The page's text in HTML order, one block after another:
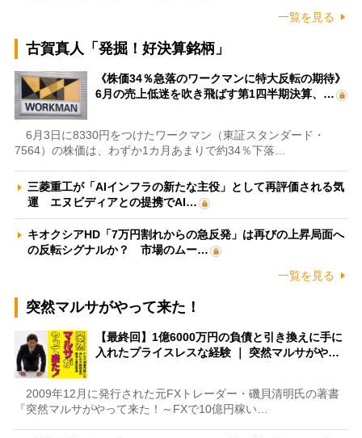
一覧を見る
古賀真人「発掘！好決算銘柄」
《株価34％急落のワークマンに特大反転の期待》
6月の売上低迷を吹き飛ばす第1四半期決算、…
6月3日に8330円をつけたワークマン（東証スタンダード・
7564）の株価は、わずか1カ月あまりで約34％下落…
三菱重工が「AIインフラの新たな主役」として再評価される気
運 エヌビディアとの提携でAI…
キオクシアHD「7万円割れからの急反発」は再びの上昇局面へ
の反転シグナルか？ 市場のムー…
一覧を見る
突然マルサがやって来た！
【最終回】1億6000万円の負債と引き換えに手に
入れたプライスレスな経験 ｜ 突然マルサがや…
2009年12月に発行された元FXトレーダー・磯貝清明氏の著書
『突然マルサがやって来た！～FXで10億円稼い…